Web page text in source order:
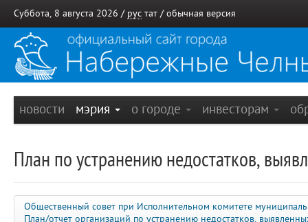
Суббота, 8 августа 2026 / рус тат / обычная версия
новости мэрия о городе инвесторам
План по устранению недостатков,
Общественный совет при Исполнительном комитете
План/отчет организаций по устранению недостатков,